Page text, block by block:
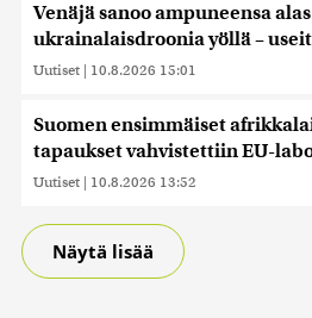
Venäjä sanoo ampuneensa
ukrainalaisdroonia yöllä –
Uutiset | 10.8.2026 15:01
Suomen ensimmäiset
tapaukset vahvistettiin EU-
Uutiset | 10.8.2026 13:52
Näytä lisää